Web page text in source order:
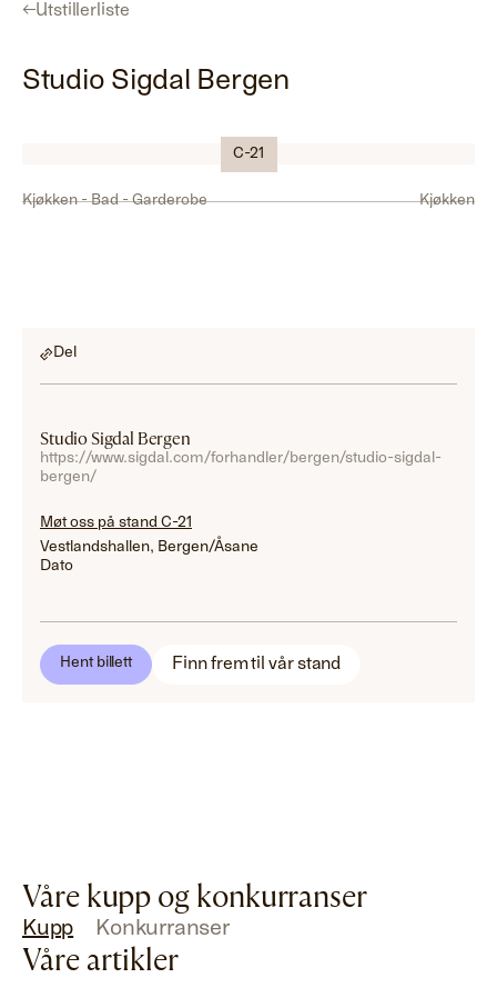
←Utstillerliste
Studio Sigdal Bergen
C-21
Logo
Kjøkken - Bad - Garderobe Kjøkken
Del
Studio Sigdal Bergen
https://www.sigdal.com/forhandler/bergen/studio-sigdal-
bergen/
Møt oss på stand C-21
Vestlandshallen, Bergen/Åsane
Dato
Hent billett Finn frem til vår stand
Våre kupp og konkurranser
Kupp Konkurranser
Våre artikler